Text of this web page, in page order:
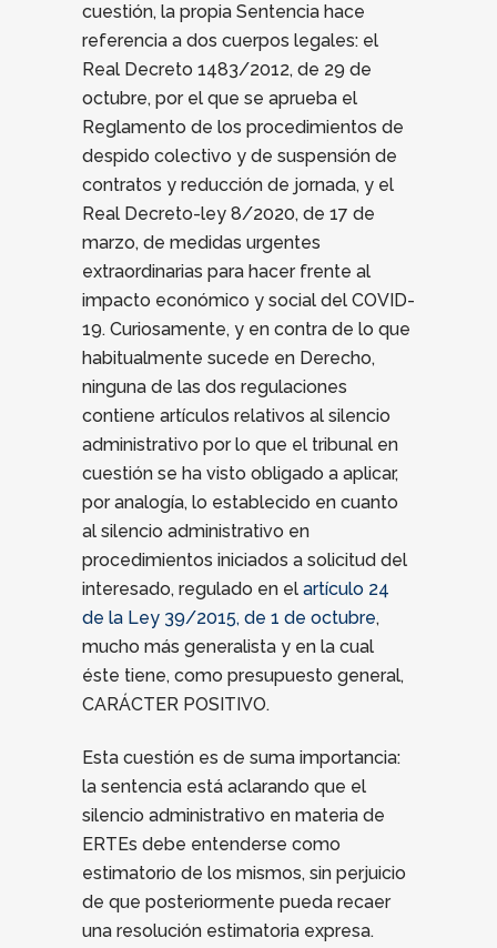
cuestión, la propia Sentencia hace
referencia a dos cuerpos legales: el
Real Decreto 1483/2012, de 29 de
octubre, por el que se aprueba el
Reglamento de los procedimientos de
despido colectivo y de suspensión de
contratos y reducción de jornada, y el
Real Decreto-ley 8/2020, de 17 de
marzo, de medidas urgentes
extraordinarias para hacer frente al
impacto económico y social del COVID-
19. Curiosamente, y en contra de lo que
habitualmente sucede en Derecho,
ninguna de las dos regulaciones
contiene artículos relativos al silencio
administrativo por lo que el tribunal en
cuestión se ha visto obligado a aplicar,
por analogía, lo establecido en cuanto
al silencio administrativo en
procedimientos iniciados a solicitud del
interesado, regulado en el artículo 24
de la Ley 39/2015, de 1 de octubre,
mucho más generalista y en la cual
éste tiene, como presupuesto general,
CARÁCTER POSITIVO.
Esta cuestión es de suma importancia:
la sentencia está aclarando que el
silencio administrativo en materia de
ERTEs debe entenderse como
estimatorio de los mismos, sin perjuicio
de que posteriormente pueda recaer
una resolución estimatoria expresa.